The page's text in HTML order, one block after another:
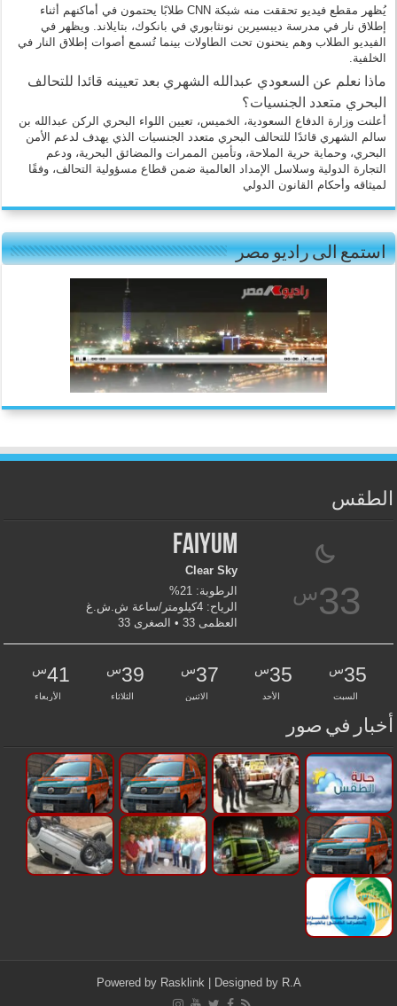
يُظهر مقطع فيديو تحققت منه شبكة CNN طلابًا يحتمون في أماكنهم أثناء
إطلاق نار في مدرسة ديبسيرين نونثابوري في بانكوك، بتايلاند. ويظهر في
الفيديو الطلاب وهم ينحنون تحت الطاولات بينما تُسمع أصوات إطلاق النار في
الخلفية.
ماذا نعلم عن السعودي عبدالله الشهري بعد تعيينه قائدا للتحالف
البحري متعدد الجنسيات؟
أعلنت وزارة الدفاع السعودية، الخميس، تعيين اللواء البحري الركن عبدالله بن
سالم الشهري قائدًا للتحالف البحري متعدد الجنسيات الذي يهدف لدعم الأمن
البحري، وحماية حرية الملاحة، وتأمين الممرات والمضائق البحرية، ودعم
التجارة الدولية وسلاسل الإمداد العالمية ضمن قطاع مسؤولية التحالف، وفقًا
لميثاقه وأحكام القانون الدولي
استمع الى راديو مصر
الطقس
33س
Faiyum
Clear Sky
الرطوبة: 21%
الرياح: 4كيلومتر/ساعة ش.ش.غ
العظمى 33 • الصغرى 33
35س
السبت
35س
الأحد
37س
الاثنين
39س
الثلاثاء
41س
الأربعاء
أخبار في صور
Powered by Rasklink | Designed by R.A